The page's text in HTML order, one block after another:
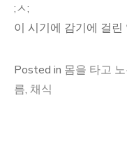
;ㅅ;
이 시기에 감기에 걸린
Posted in 몸을 타고
름, 채식